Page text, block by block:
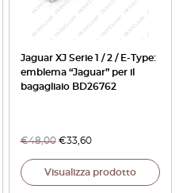
Jaguar XJ Serie 1 / 2 / E-Type:
emblema “Jaguar” per il
bagagliaio BD26762
€48,00 €33,60
Visualizza prodotto